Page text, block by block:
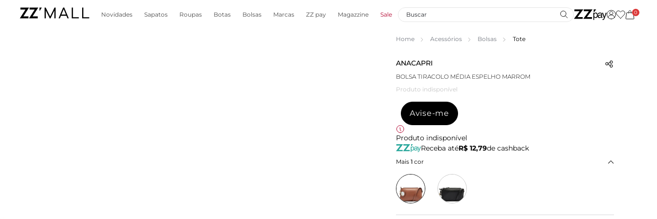
Novidades Sapatos Roupas Botas Bolsas Marcas ZZ pay Magazzine Sale 0
Home Acessórios Bolsas Tote
ANACAPRI
BOLSA TIRACOLO MÉDIA ESPELHO MARROM
Produto indisponível
Avise-me
Produto indisponível
Receba atéR$ 12,79de cashback
Mais 1 cor